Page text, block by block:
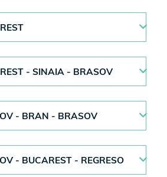
- SINAIA - BRASOV
- BRAN - BRASOV
- BUCAREST - REGRESO